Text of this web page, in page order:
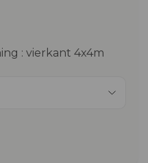
: vierkant 4x4m